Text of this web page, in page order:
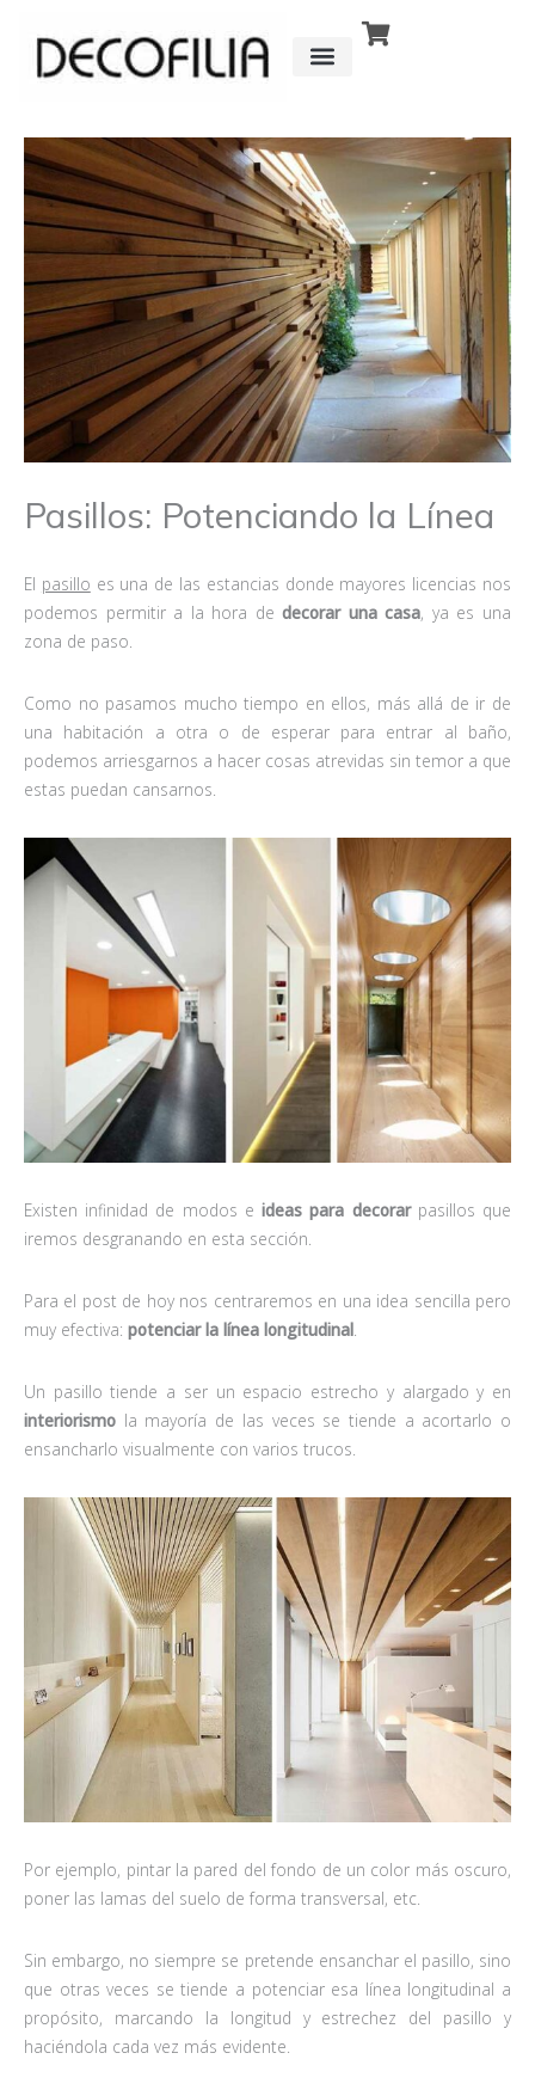
contenido
Pasillos: Potenciando la Línea
El pasillo es una de las estancias donde mayores licencias nos
podemos permitir a la hora dedecorar una casa, ya es una
zona de paso.
Como no pasamos mucho tiempo en ellos, más allá de ir de
una habitación a otra o de esperar para entrar al baño,
podemos arriesgarnos a hacer cosas atrevidas sin temor a que
estas puedan cansarnos.
Existen infinidad de modos eideas para decorarpasillos que
iremos desgranando en esta sección.
Para el post de hoy nos centraremos en una idea sencilla pero
muy efectiva: potenciar la línea longitudinal.
Un pasillo tiende a ser un espacio estrecho y alargado y en
interiorismo la mayoría de las veces se tiende a acortarlo o
ensancharlo visualmente con varios trucos.
Por ejemplo, pintar la pared del fondo de un color más oscuro,
poner las lamas del suelo de forma transversal, etc.
Sin embargo, no siempre se pretende ensanchar el pasillo, sino
que otras veces se tiende a potenciar esa línea longitudinal a
propósito, marcando la longitud y estrechez del pasillo y
haciéndola cada vez más evidente.